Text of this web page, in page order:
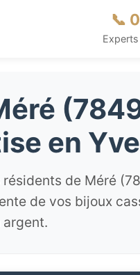
📞
en
de Méré
de vos bijoux
argent.